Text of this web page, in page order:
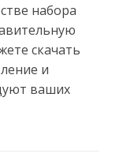
набора
скачать
и
ваших